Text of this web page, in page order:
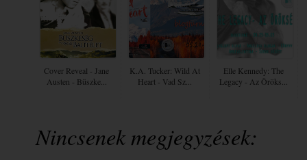
Cover Reveal - Jane
Austen - Büszke...
K.A. Tucker: Wild At
Heart - Vad Sz...
Elle Kennedy: The
Legacy - Az Öröks...
Nincsenek megjegyzések: